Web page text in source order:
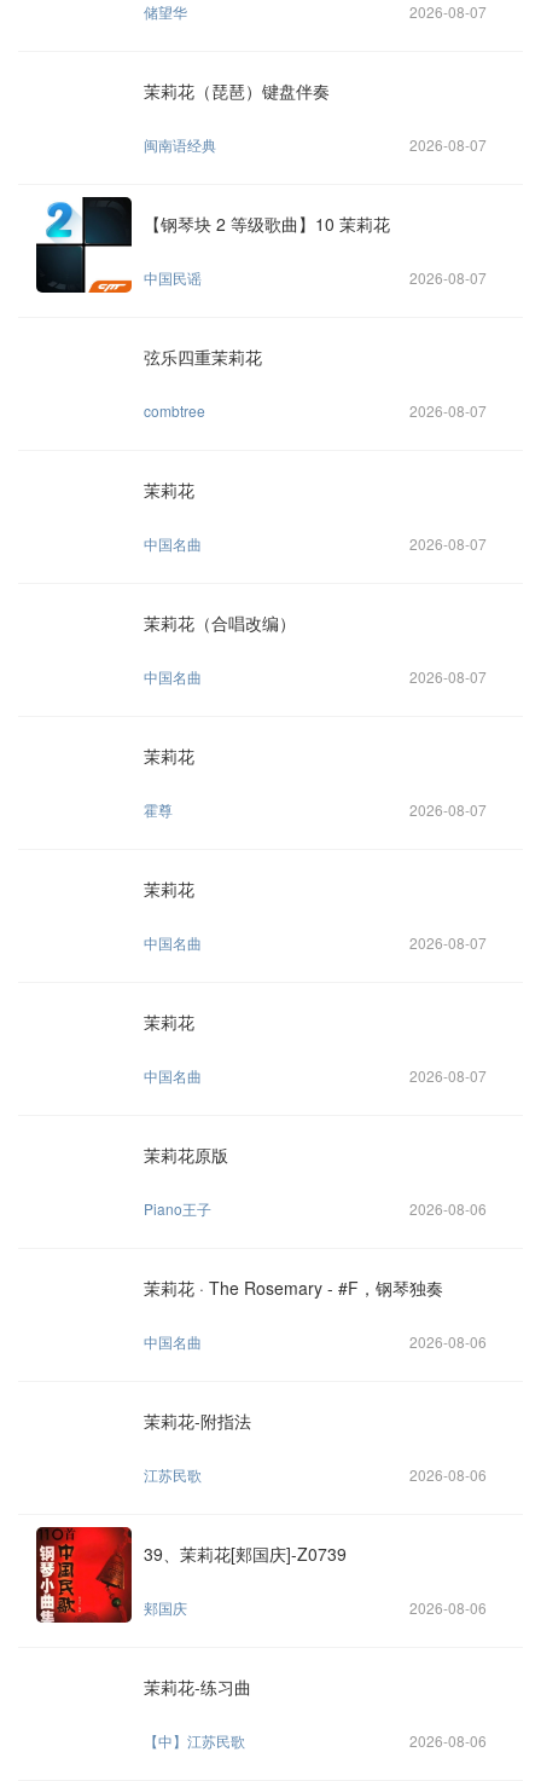
储望华 2026-08-07
茉莉花（琵琶）键盘伴奏
闽南语经典 2026-08-07
【钢琴块 2 等级歌曲】10 茉莉花
中国民谣 2026-08-07
弦乐四重茉莉花
combtree 2026-08-07
茉莉花
中国名曲 2026-08-07
茉莉花（合唱改编）
中国名曲 2026-08-07
茉莉花
霍尊 2026-08-07
茉莉花
中国名曲 2026-08-07
茉莉花
中国名曲 2026-08-07
茉莉花原版
Piano王子 2026-08-06
茉莉花 · The Rosemary - #F，钢琴独奏
中国名曲 2026-08-06
茉莉花-附指法
江苏民歌 2026-08-06
39、茉莉花[郏国庆]-Z0739
郏国庆 2026-08-06
茉莉花-练习曲
【中】江苏民歌 2026-08-06